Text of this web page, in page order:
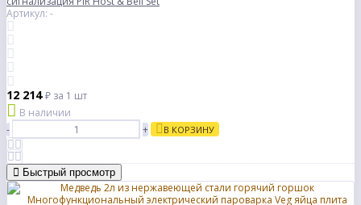
Артикул: -
12 214₽ за 1 шт
В наличии
-
+ В КОРЗИНУ
Быстрый просмотр